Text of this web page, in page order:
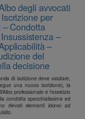
degli avvocati
per
Condotta
–
–
del
decisione
di iscrizione deve valutare,
una nuova iscrizione), la
professionale e l’esercizio
condotta specchiatissima ed
rilevati elementi idonei ad